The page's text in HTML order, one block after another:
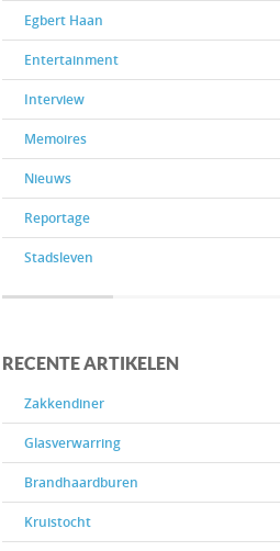
Egbert Haan
Entertainment
Interview
Memoires
Nieuws
Reportage
Stadsleven
RECENTE ARTIKELEN
Zakkendiner
Glasverwarring
Brandhaardburen
Kruistocht